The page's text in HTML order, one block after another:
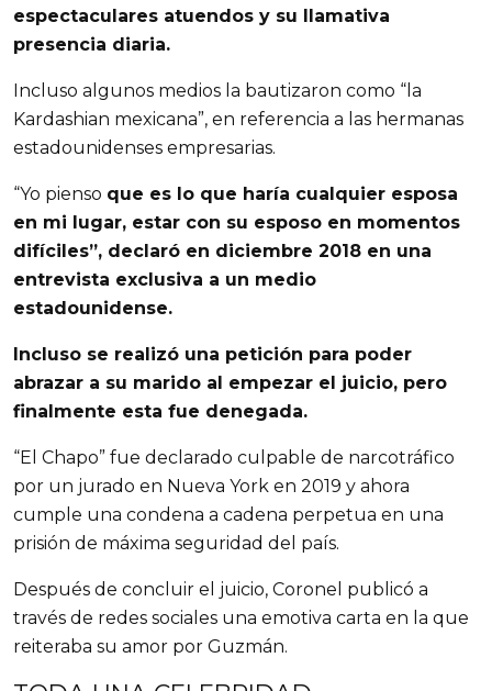
espectaculares atuendos y su llamativa
presencia diaria.
Incluso algunos medios la bautizaron como “la
Kardashian mexicana”, en referencia a las hermanas
estadounidenses empresarias.
“Yo pienso que es lo que haría cualquier esposa
en mi lugar, estar con su esposo en momentos
difíciles”, declaró en diciembre 2018 en una
entrevista exclusiva a un medio
estadounidense.
Incluso se realizó una petición para poder
abrazar a su marido al empezar el juicio, pero
finalmente esta fue denegada.
“El Chapo” fue declarado culpable de narcotráfico
por un jurado en Nueva York en 2019 y ahora
cumple una condena a cadena perpetua en una
prisión de máxima seguridad del país.
Después de concluir el juicio, Coronel publicó a
través de redes sociales una emotiva carta en la que
reiteraba su amor por Guzmán.